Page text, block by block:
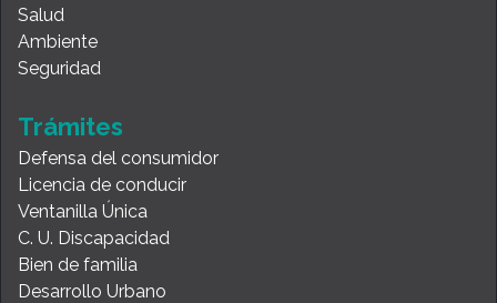
Salud
Ambiente
Seguridad
Trámites
Defensa del consumidor
Licencia de conducir
Ventanilla Única
C. U. Discapacidad
Bien de familia
Desarrollo Urbano